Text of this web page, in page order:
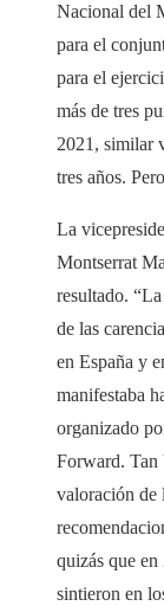
Nacional del
para el
para el
más de tres
2021, similar
tres años.
La
Montserrat
resultado.
de las
en España y
manifestaba
organizado
Forward. Tan
valoración de
quizás que en
sintieron en